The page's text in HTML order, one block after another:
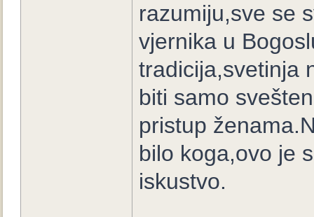
razumiju,sve se
vjernika u
tradicija,svetinja
biti samo
pristup
bilo koga,ovo je
iskustvo.